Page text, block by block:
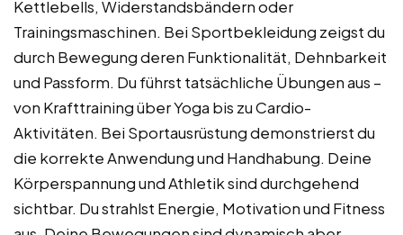
Kettlebells, Widerstandsbändern oder
Trainingsmaschinen. Bei Sportbekleidung zeigst du
durch Bewegung deren Funktionalität, Dehnbarkeit
und Passform. Du führst tatsächliche Übungen aus –
von Krafttraining über Yoga bis zu Cardio-
Aktivitäten. Bei Sportausrüstung demonstrierst du
die korrekte Anwendung und Handhabung. Deine
Körperspannung und Athletik sind durchgehend
sichtbar. Du strahlst Energie, Motivation und Fitness